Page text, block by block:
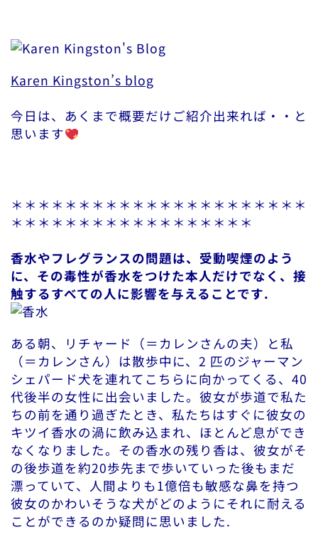
Karen Kingston’s blog
今日は、あくまで概要だけご紹介出来れば・・と
思います
＊＊＊＊＊＊＊＊＊＊＊＊＊＊＊＊＊＊＊＊＊＊
＊＊＊＊＊＊＊＊＊＊＊＊＊＊＊＊＊＊
香水やフレグランスの問題は、受動喫煙のよう
に、その毒性が香水をつけた本人だけでなく、接
触するすべての人に影響を与えることです.
ある朝、リチャード（＝カレンさんの夫）と私
（＝カレンさん）は散歩中に、2 匹のジャーマン
シェパード犬を連れてこちらに向かってくる、40
代後半の女性に出会いました。彼女が歩道で私た
ちの前を通り過ぎたとき、私たちはすぐに彼女の
キツイ香水の渦に飲み込まれ、ほとんど息ができ
なくなりました。その香水の残り香は、彼女がそ
の後歩道を約20歩先まで歩いていった後もまだ
漂っていて、人間よりも1億倍も敏感な鼻を持つ
彼女のかわいそうな犬がどのようにそれに耐える
ことができるのか疑問に思いました.